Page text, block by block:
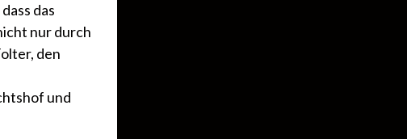
das
nur durch
den
und